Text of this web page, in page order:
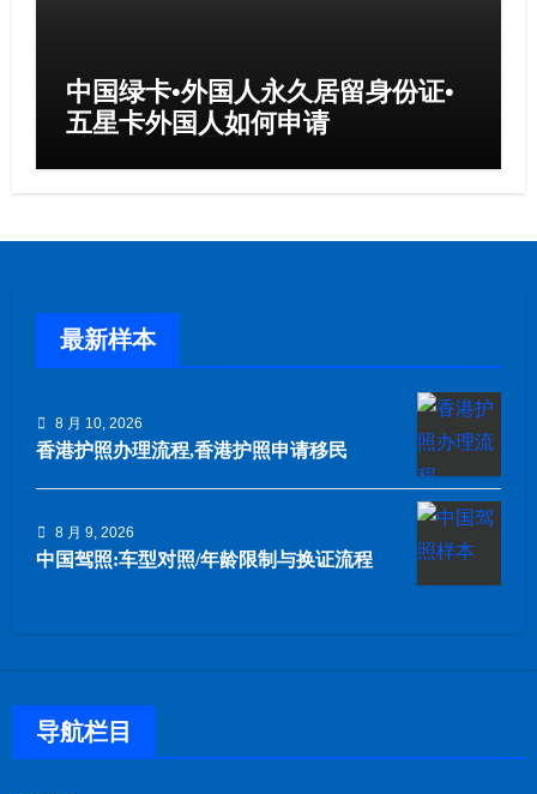
中国绿卡•外国人永久居留身份证•
五星卡外国人如何申请
最新样本
8 月 10, 2026
香港护照办理流程,香港护照申请移民
8 月 9, 2026
中国驾照:车型对照/年龄限制与换证流程​
导航栏目